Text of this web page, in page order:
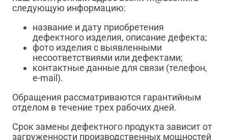
следующую информацию:
название и дату приобретения
дефектного изделия, описание дефекта;
фото изделия с выявленными
несоответствиями или дефектами;
контактные данные для связи (телефон,
e-mail).
Обращения рассматриваются гарантийным
отделом в течение трех рабочих дней.
Срок замены дефектного продукта зависит от
загруженности производственных мощностей